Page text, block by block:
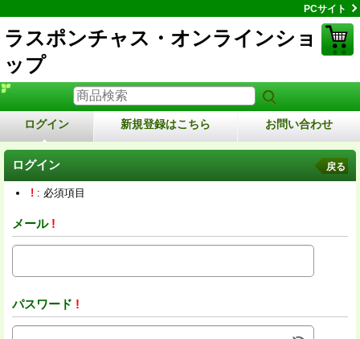
PCサイト
ラスポンチャス・オンラインショ
ップ
ログイン 新規登録はこちら お問い合わせ
ログイン 戻る
! : 必須項目
メール !
パスワード !